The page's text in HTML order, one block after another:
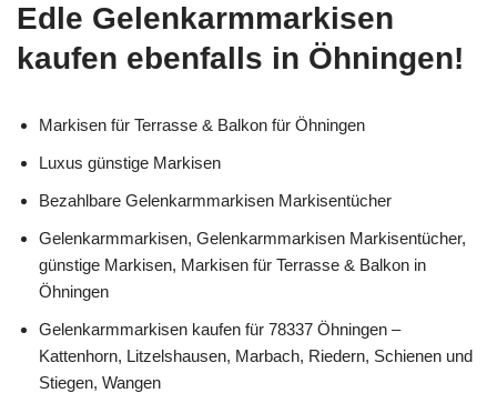
Edle Gelenkarmmarkisen
kaufen ebenfalls in Öhningen!
Markisen für Terrasse & Balkon für Öhningen
Luxus günstige Markisen
Bezahlbare Gelenkarmmarkisen Markisentücher
Gelenkarmmarkisen, Gelenkarmmarkisen Markisentücher,
günstige Markisen, Markisen für Terrasse & Balkon in
Öhningen
Gelenkarmmarkisen kaufen für 78337 Öhningen –
Kattenhorn, Litzelshausen, Marbach, Riedern, Schienen und
Stiegen, Wangen